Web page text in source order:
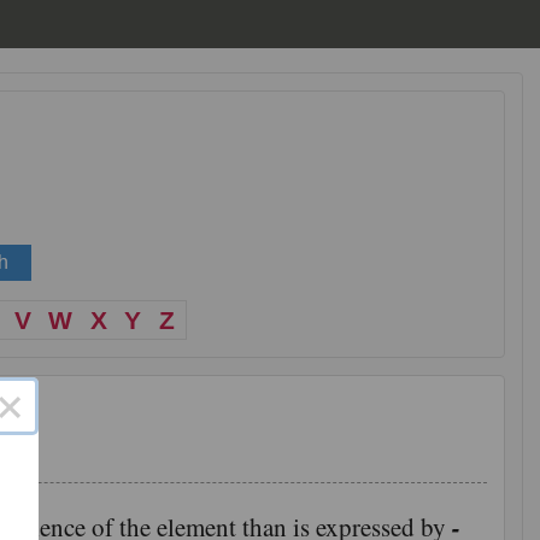
V W X Y Z
of the element than is expressed by -
×